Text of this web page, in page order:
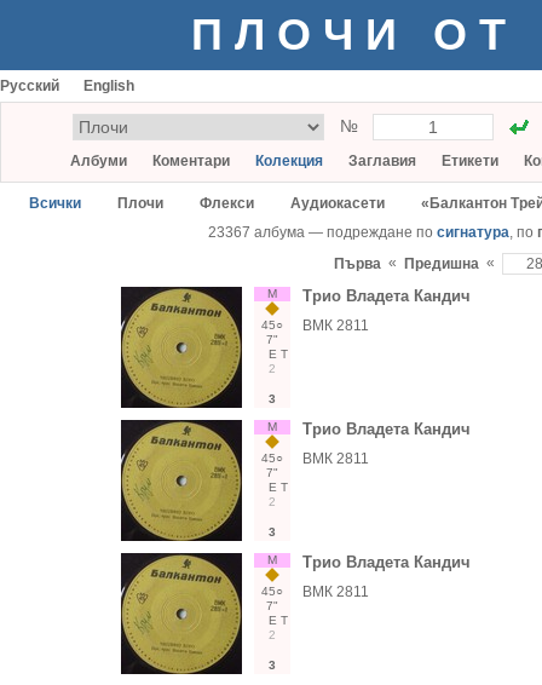
ПЛОЧИ ОТ
Русский English
№
Албуми Коментари Колекция Заглавия Етикети
Всички Плочи Флекси Аудиокасети
«Балкантон
23367 албума — подреждане по сигнатура, по
Първа « Предишна «
М
45○
7"
Е Т
2
3
Трио Владета Кандич
ВМК 2811
М
45○
7"
Е Т
2
3
Трио Владета Кандич
ВМК 2811
М
45○
7"
Е Т
2
3
Трио Владета Кандич
ВМК 2811